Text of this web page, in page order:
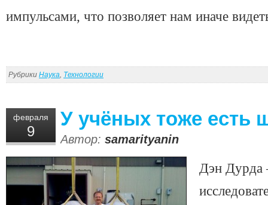
импульсами, что позволяет нам иначе
Рубрики Наука, Технологии
февраля
9
У учёных тоже есть
Автор: samarityanin
Дэн